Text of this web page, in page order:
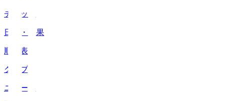
チケット
日程・結果
順位表
クラブ
ニュース